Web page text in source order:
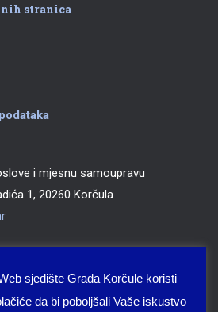
stranica
i mjesnu samoupravu
1, 20260 Korčula
sjedište Grada Korčule koristi
da bi poboljšali Vaše iskustvo